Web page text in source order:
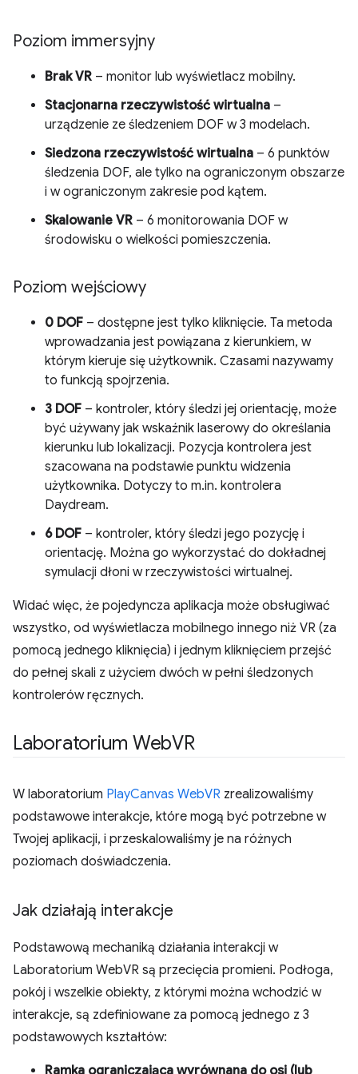
Poziom immersyjny
Brak VR – monitor lub wyświetlacz mobilny.
Stacjonarna rzeczywistość wirtualna –
urządzenie ze śledzeniem DOF w 3 modelach.
Siedzona rzeczywistość wirtualna – 6 punktów
śledzenia DOF, ale tylko na ograniczonym obszarze
i w ograniczonym zakresie pod kątem.
Skalowanie VR – 6 monitorowania DOF w
środowisku o wielkości pomieszczenia.
Poziom wejściowy
0 DOF – dostępne jest tylko kliknięcie. Ta metoda
wprowadzania jest powiązana z kierunkiem, w
którym kieruje się użytkownik. Czasami nazywamy
to funkcją spojrzenia.
3 DOF – kontroler, który śledzi jej orientację, może
być używany jak wskaźnik laserowy do określania
kierunku lub lokalizacji. Pozycja kontrolera jest
szacowana na podstawie punktu widzenia
użytkownika. Dotyczy to m.in. kontrolera
Daydream.
6 DOF – kontroler, który śledzi jego pozycję i
orientację. Można go wykorzystać do dokładnej
symulacji dłoni w rzeczywistości wirtualnej.
Widać więc, że pojedyncza aplikacja może obsługiwać
wszystko, od wyświetlacza mobilnego innego niż VR (za
pomocą jednego kliknięcia) i jednym kliknięciem przejść
do pełnej skali z użyciem dwóch w pełni śledzonych
kontrolerów ręcznych.
Laboratorium WebVR
W laboratorium PlayCanvas WebVR zrealizowaliśmy
podstawowe interakcje, które mogą być potrzebne w
Twojej aplikacji, i przeskalowaliśmy je na różnych
poziomach doświadczenia.
Jak działają interakcje
Podstawową mechaniką działania interakcji w
Laboratorium WebVR są przecięcia promieni. Podłoga,
pokój i wszelkie obiekty, z którymi można wchodzić w
interakcje, są zdefiniowane za pomocą jednego z 3
podstawowych kształtów:
Ramka ograniczająca wyrównana do osi (lub